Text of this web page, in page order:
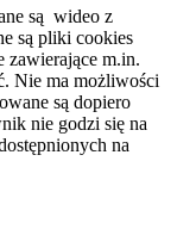
są wideo z
są pliki cookies
zawierające m.in.
Nie ma możliwości
są dopiero
nie godzi się na
na